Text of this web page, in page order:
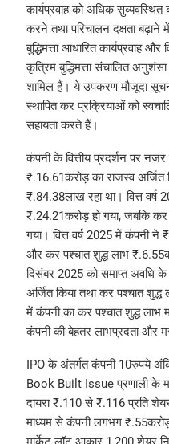
कार्यप्रवाह को अधिक सुव्यवस्थित
करने तथा परिचालन दक्षता
बुद्धिमत्ता आधारित कार्यप्रवाह
कृत्रिम बुद्धिमत्ता संचालित अनुशंसा
शामिल हैं। ये उपकरण मौजूदा
स्थापित कर प्रक्रियाओं को
सहायता करते हैं।
कंपनी के वित्तीय प्रदर्शन पर
₹.16.61करोड़ का राजस्व अर्जित
₹.84.38लाख रहा था। वित्त
₹.24.21करोड़ हो गया, जबकि कर
गया। वित्त वर्ष 2025 में कंपनी
और कर पश्चात शुद्ध लाभ
दिसंबर 2025 को समाप्त अवधि
अर्जित किया तथा कर पश्चात
में कंपनी का कर पश्चात शुद्ध लाभ
कंपनी की बेहतर लाभप्रदता और
IPO के अंतर्गत कंपनी 10रुपये
Book Built Issue प्रणाली के
दायरा ₹.110 से ₹.116 प्रति शेयर
माध्यम से कंपनी लगभग